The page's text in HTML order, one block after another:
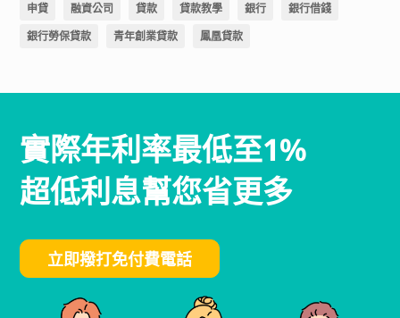
申貸
融資公司 貸款 貸款教學 銀行
銀行借錢
銀行勞保貸款
青年創業貸款 鳳凰貸款
實際年利率最低至1%
超低利息幫您省更多
立即撥打免付費電話